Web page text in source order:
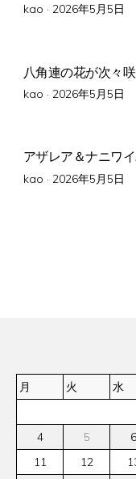
kao · Posted
2026年5月5日
八角連の花が次
kao · Posted
2026年5月5日
アザレア＆ナニワ
kao · Posted
2026年5月5日
り
月 火 水
4
5 6
11
12